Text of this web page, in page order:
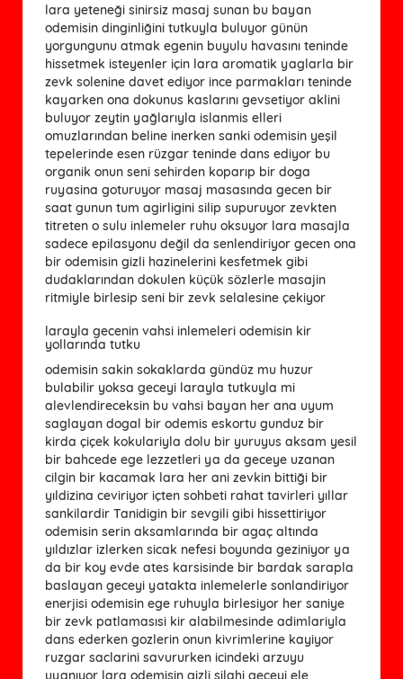
lara yeteneği sinirsiz masaj sunan bu bayan
odemisin dinginliğini tutkuyla buluyor günün
yorgungunu atmak egenin buyulu havasını teninde
hissetmek isteyenler için lara aromatik yaglarla bir
zevk solenine davet ediyor ince parmakları teninde
kayarken ona dokunus kaslarını gevsetiyor aklini
buluyor zeytin yağlarıyla islanmis elleri
omuzlarından beline inerken sanki odemisin yeşil
tepelerinde esen rüzgar teninde dans ediyor bu
organik onun seni sehirden koparıp bir doga
ruyasina goturuyor masaj masasında gecen bir
saat gunun tum agirligini silip supuruyor zevkten
titreten o sulu inlemeler ruhu oksuyor lara masajla
sadece epilasyonu değil da senlendiriyor gecen ona
bir odemisin gizli hazinelerini kesfetmek gibi
dudaklarından dokulen küçük sözlerle masajin
ritmiyle birlesip seni bir zevk selalesine çekiyor
larayla gecenin vahsi inlemeleri odemisin kir
yollarında tutku
odemisin sakin sokaklarda gündüz mu huzur
bulabilir yoksa geceyi larayla tutkuyla mi
alevlendireceksin bu vahsi bayan her ana uyum
saglayan dogal bir odemis eskortu gunduz bir
kirda çiçek kokulariyla dolu bir yuruyus aksam yesil
bir bahcede ege lezzetleri ya da geceye uzanan
cilgin bir kacamak lara her ani zevkin bittiği bir
yıldizina ceviriyor içten sohbeti rahat tavirleri yıllar
sankilardir Tanidigin bir sevgili gibi hissettiriyor
odemisin serin aksamlarında bir agaç altında
yıldızlar izlerken sicak nefesi boyunda geziniyor ya
da bir koy evde ates karsisinde bir bardak sarapla
baslayan geceyi yatakta inlemelerle sonlandiriyor
enerjisi odemisin ege ruhuyla birlesiyor her saniye
bir zevk patlamasısi kir alabilmesinde adimlariyla
dans ederken gozlerin onun kivrimlerine kayiyor
ruzgar saclarini savururken icindeki arzuyu
uyanıyor lara odemisin gizli silahi geceyi ele